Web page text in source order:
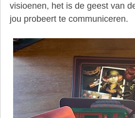
visioenen, het is de geest van
jou probeert te communiceren.